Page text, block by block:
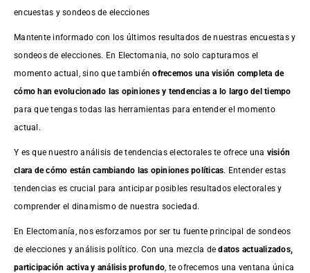
encuestas y sondeos de elecciones
Mantente informado con los últimos resultados de nuestras encuestasy
sondeos de elecciones. En Electomania, no solo capturamos el
momento actual, sino que tambiénofrecemos una visión completa de
cómo han evolucionado las opiniones y tendencias a lo largo del tiempo
para que tengas todas las herramientas para entender el momento
actual.
Y es que nuestro análisis de tendencias electorales te ofrece una visión
clara de cómo están cambiando las opiniones políticas. Entender estas
tendencias es crucial para anticipar posibles resultados electorales y
comprender el dinamismo de nuestra sociedad.
En Electomanía, nos esforzamos por ser tu fuente principal de sondeos
de elecciones y análisis político. Con una mezcla dedatos actualizados,
participación activa y análisis profundo , te ofrecemos una ventana única